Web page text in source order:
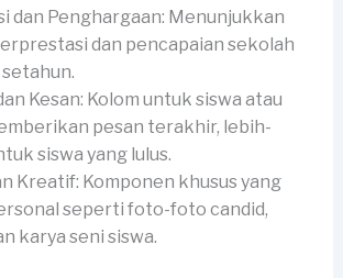
dan Penghargaan: Menunjukkan
dan pencapaian sekolah
Kesan: Kolom untuk siswa atau
pesan terakhir, lebih-
siswa yang lulus.
Kreatif: Komponen khusus yang
seperti foto-foto candid,
karya seni siswa.